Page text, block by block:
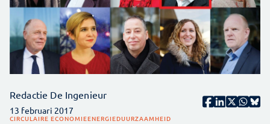
Redactie De Ingenieur
13 februari 2017
CIRCULAIRE ECONOMIEENERGIEDUURZAAMHEID